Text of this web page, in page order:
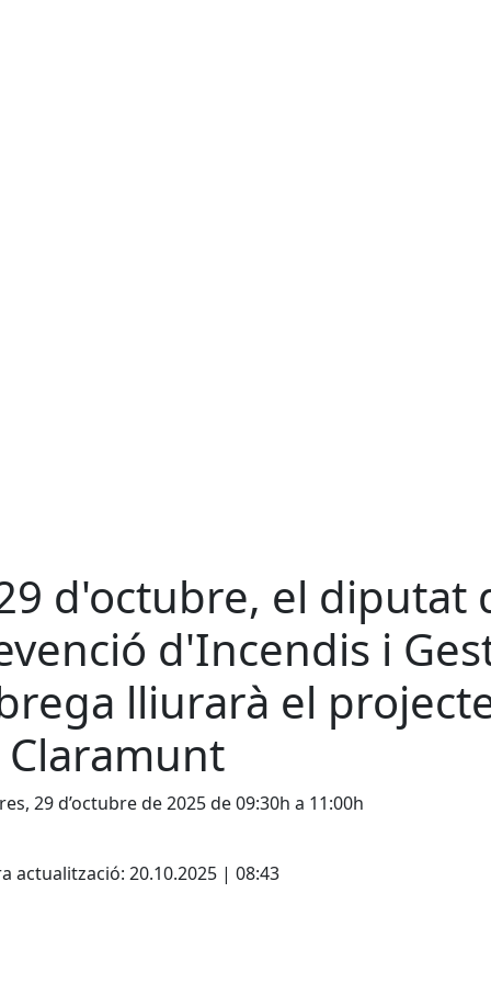
d'octubre, el diputat
d'Incendis i
lliurarà el
29 d’octubre de 2025 de 09:30h a 11:00h
actualització: 20.10.2025 | 08:43